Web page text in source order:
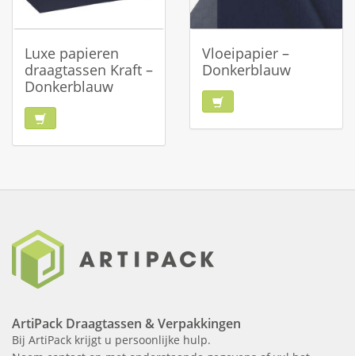
Luxe papieren
draagtassen Kraft –
Donkerblauw
Vloeipapier –
Donkerblauw
ArtiPack Draagtassen & Verpakkingen
Bij ArtiPack krijgt u persoonlijke hulp.